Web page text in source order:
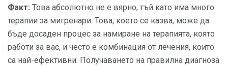
Факт: Това абсолютно не е вярно, тъй като има много
терапии за мигренари. Това, което се казва, може да
бъде досаден процес за намиране на терапията, която
работи за вас, и често е комбинация от лечения, които
са най-ефективни. Получаването на правилна диагноза